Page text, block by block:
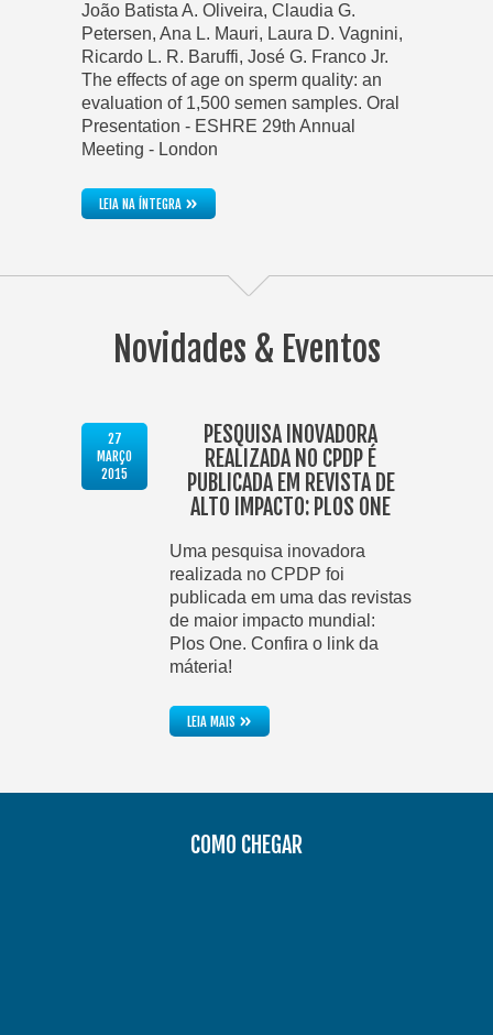
João Batista A. Oliveira, Claudia G.
Petersen, Ana L. Mauri, Laura D. Vagnini,
Ricardo L. R. Baruffi, José G. Franco Jr.
The effects of age on sperm quality: an
evaluation of 1,500 semen samples. Oral
Presentation - ESHRE 29th Annual
Meeting - London
LEIA NA ÍNTEGRA»
Novidades & Eventos
27
MARÇO
2015
PESQUISA INOVADORA
REALIZADA NO CPDP É
PUBLICADA EM REVISTA DE
ALTO IMPACTO: PLOS ONE
Uma pesquisa inovadora
realizada no CPDP foi
publicada em uma das revistas
de maior impacto mundial:
Plos One. Confira o link da
máteria!
LEIA MAIS»
COMO CHEGAR